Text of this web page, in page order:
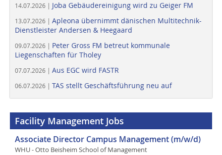
14.07.2026 | Joba Gebäudereinigung wird zu Geiger FM
13.07.2026 | Apleona übernimmt dänischen Multitechnik-
Dienstleister Andersen & Heegaard
09.07.2026 | Peter Gross FM betreut kommunale
Liegenschaften für Tholey
07.07.2026 | Aus EGC wird FASTR
06.07.2026 | TAS stellt Geschäftsführung neu auf
Facility Management Jobs
Associate Director Campus Management (m/w/d)
WHU - Otto Beisheim School of Management